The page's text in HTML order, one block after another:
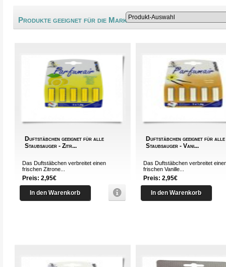
Produkte geeignet für die Marke®
Duftstäbchen geeignet für alle
Staubsauger - Zitr...
Das Duftstäbchen verbreitet einen
frischen Zitrone...
Preis: 2,95€
In den Warenkorb
Duftstäbchen geeignet für alle
Staubsauger - Vani...
Das Duftstäbchen verbreitet
frischen Vanille...
Preis: 2,95€
In den Warenkorb